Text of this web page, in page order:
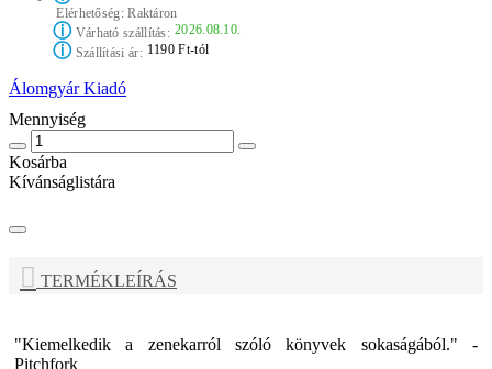
Elérhetőség:Raktáron
ⓘVárható szállítás: 2026.08.10.
ⓘSzállítási ár: 1190 Ft-tól
Álomgyár Kiadó
Mennyiség
Kosárba
Kívánságlistára
TERMÉKLEÍRÁS
"Kiemelkedik a zenekarról szóló könyvek sokaságából." -
Pitchfork